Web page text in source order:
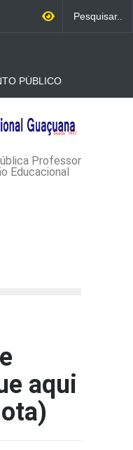
PÚBLICO
DE
Professor
Educacional
aqui